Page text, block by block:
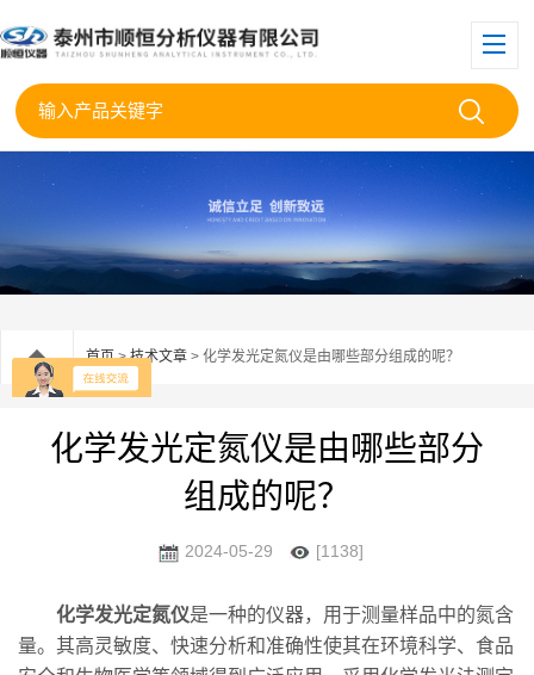
首页>技术文章 > 化学发光定氮仪是由哪些部分组成的呢？
化学发光定氮仪是由哪些部分
组成的呢？
2024-05-29 [1138]
化学发光定氮仪是一种的仪器，用于测量样品中的氮含
量。其高灵敏度、快速分析和准确性使其在环境科学、食品